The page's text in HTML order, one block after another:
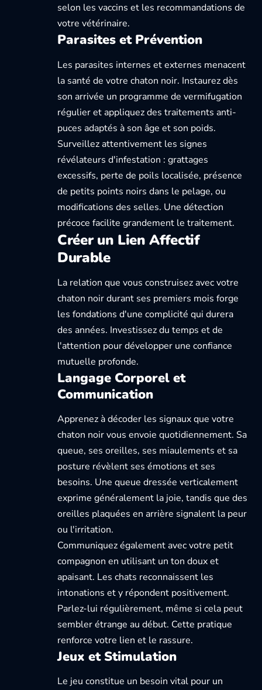
selon les vaccins et les recommandations de
votre vétérinaire.
Parasites et Prévention
Les parasites internes et externes menacent
la santé de votre chaton noir. Instaurez dès
son arrivée un programme de vermifugation
régulier et appliquez des traitements anti-
puces adaptés à son âge et son poids.
Surveillez attentivement les signes
révélateurs d'infestation : grattages
excessifs, perte de poils localisée, présence
de petits points noirs dans le pelage, ou
modifications des selles. Une détection
précoce facilite grandement le traitement.
Créer un Lien Affectif
Durable
La relation que vous construisez avec votre
chaton noir durant ses premiers mois forge
les fondations d'une complicité qui durera
des années. Investissez du temps et de
l'attention pour développer une confiance
mutuelle profonde.
Langage Corporel et
Communication
Apprenez à décoder les signaux que votre
chaton noir vous envoie quotidiennement. Sa
queue, ses oreilles, ses miaulements et sa
posture révèlent ses émotions et ses
besoins. Une queue dressée verticalement
exprime généralement la joie, tandis que des
oreilles plaquées en arrière signalent la peur
ou l'irritation.
Communiquez également avec votre petit
compagnon en utilisant un ton doux et
apaisant. Les chats reconnaissent les
intonations et y répondent positivement.
Parlez-lui régulièrement, même si cela peut
sembler étrange au début. Cette pratique
renforce votre lien et le rassure.
Jeux et Stimulation
Le jeu constitue un besoin vital pour un